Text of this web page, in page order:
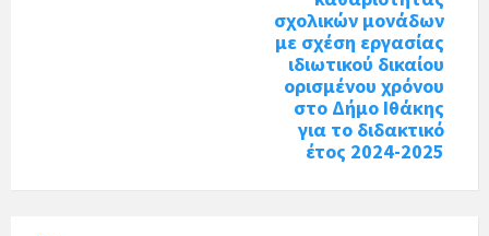
σχολικών μονάδων
με σχέση εργασίας
ιδιωτικού δικαίου
ορισμένου χρόνου
στο Δήμο Ιθάκης
για το διδακτικό
έτος 2024-2025